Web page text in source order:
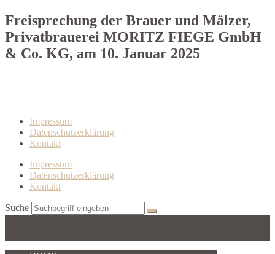
Freisprechung der Brauer und Mälzer,
Privatbrauerei MORITZ FIEGE GmbH
& Co. KG, am 10. Januar 2025
Impressum
Datenschutzerklärung
Kontakt
Impressum
Datenschutzerklärung
Kontakt
Suche